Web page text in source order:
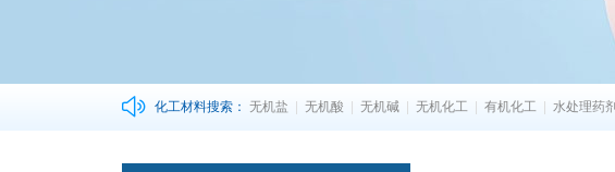
化工材料搜索： 无机盐 无机酸 无机碱 无机化工 有机化工 水处理药剂